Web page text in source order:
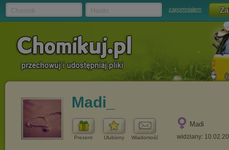
zapomniałem
Madi_
Prezent Ulubiony Wiadomość
Madi
widziany: